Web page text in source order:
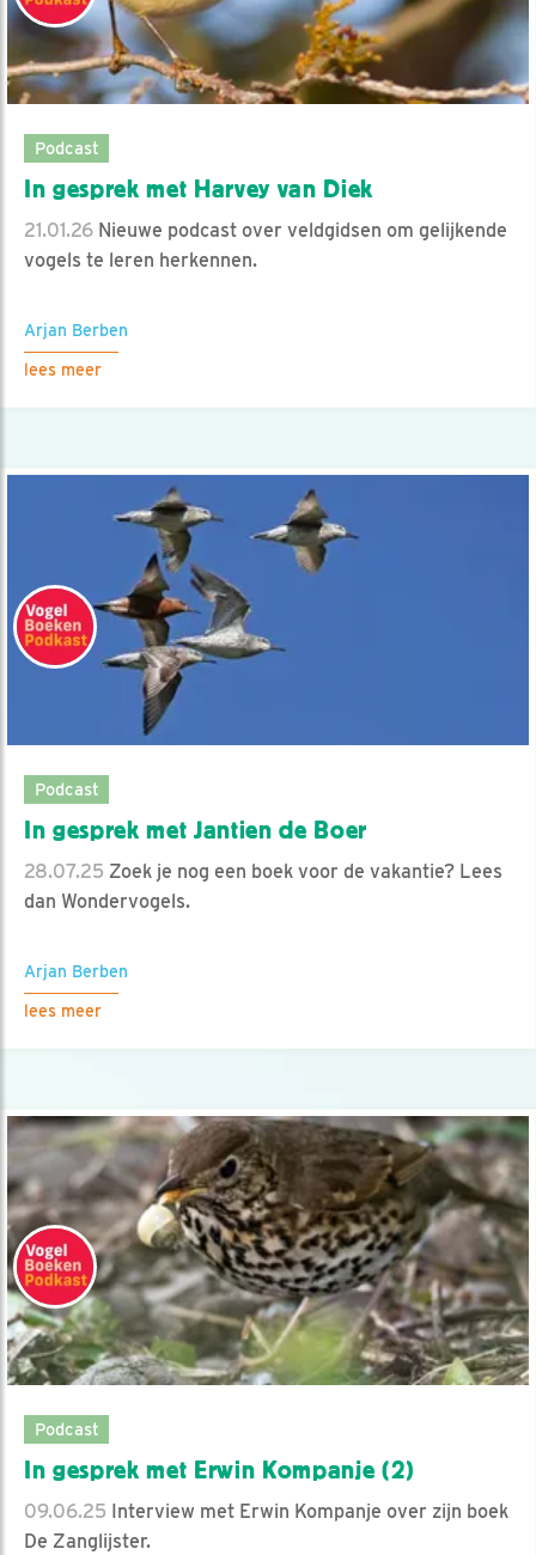
Podcast
In gesprek met Harvey van Diek
21.01.26 Nieuwe podcast over veldgidsen om gelijkende
vogels te leren herkennen.
Arjan Berben
lees meer
Podcast
In gesprek met Jantien de Boer
28.07.25 Zoek je nog een boek voor de vakantie? Lees
dan Wondervogels.
Arjan Berben
lees meer
Podcast
In gesprek met Erwin Kompanje (2)
09.06.25 Interview met Erwin Kompanje over zijn boek
De Zanglijster.